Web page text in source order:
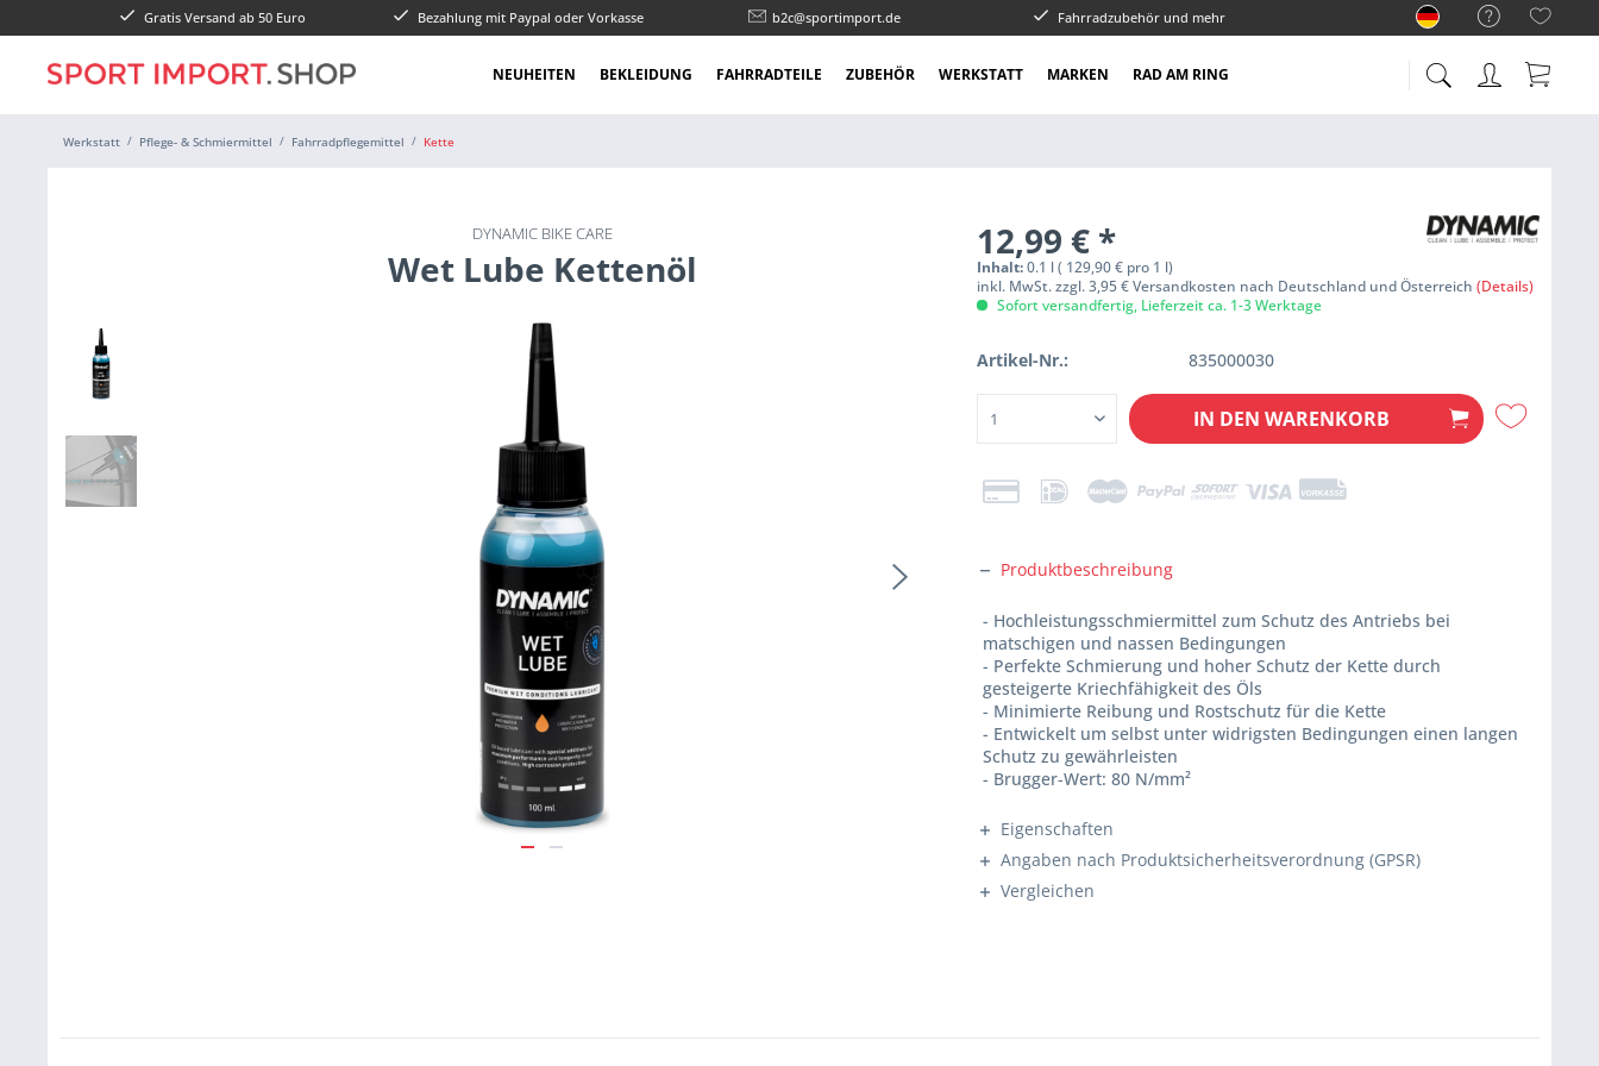
Gratis Versand ab 50 Euro Bezahlung mit Paypal oder Vorkasse b2c@sportimport.de Fahrradzubehör und mehr
NEUHEITEN BEKLEIDUNG FAHRRADTEILE ZUBEHÖR WERKSTATT MARKEN RAD AM RING
Werkstatt Pflege- & Schmiermittel Fahrradpflegemittel Kette
DYNAMIC BIKE CARE
Wet Lube Kettenöl
12,99 € *
Inhalt:0.1 l ( 129,90 € pro 1 l)
inkl. MwSt. zzgl. 3,95 € Versandkosten nach Deutschland und Österreich(Details)
Sofort versandfertig, Lieferzeit ca. 1-3 Werktage
Artikel-Nr.: 835000030
IN DEN WARENKORB
Produktbeschreibung
- Hochleistungsschmiermittel zum Schutz des Antriebs bei
matschigen und nassen Bedingungen
- Perfekte Schmierung und hoher Schutz der Kette durch
gesteigerte Kriechfähigkeit des Öls
- Minimierte Reibung und Rostschutz für die Kette
- Entwickelt um selbst unter widrigsten Bedingungen einen langen
Schutz zu gewährleisten
- Brugger-Wert: 80 N/mm²
Eigenschaften
Angaben nach Produktsicherheitsverordnung (GPSR)
Vergleichen